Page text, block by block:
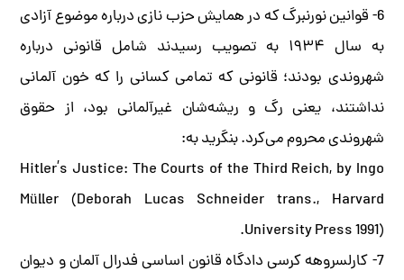
6- قوانین نورنبرگ که در همایش حزب نازی درباره موضوع آزادی
به سال ۱۹۳۴ به تصویب رسیدند شامل قانونی درباره
شهروندی بودند؛ قانونی که تمامی کسانی را که خون آلمانی
نداشتند، یعنی رگ و ریشه‌شان غیر‌آلمانی بود، از حقوق
شهروندی محروم می‌کرد. بنگرید به:
Hitler’s Justice: The Courts of the Third Reich, by Ingo
Müller (Deborah Lucas Schneider trans., Harvard
University Press 1991).
7- کارلسروهه کرسی دادگاه قانون اساسی فدرال آلمان و دیوان